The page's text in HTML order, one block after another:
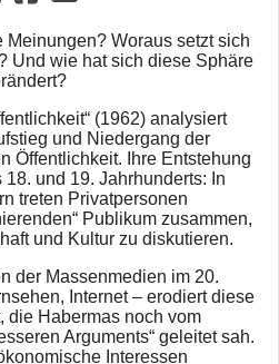
Woraus setzt sich
Und wie hat sich diese Sphäre
(1962) analysiert
und Niedergang der
Öffentlichkeit. Ihre Entstehung
und 19. Jahrhunderts: In
treten Privatpersonen
Publikum zusammen,
und Kultur zu diskutieren.
der Massenmedien im 20.
Internet – erodiert diese
die Habermas noch vom
Arguments“ geleitet sah.
Interessen